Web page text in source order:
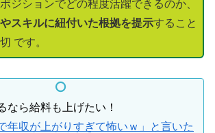
ジションでどの程度活躍できるのか、
スキルに紐付いた根拠を提示すること
です。
なら給料も上げたい！
年収が上がりすぎて怖いｗ」と言いた